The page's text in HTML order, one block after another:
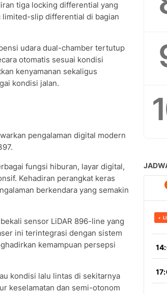
tiga locking differential yang
slip differential di bagian
udara dual-chamber tertutup
otomatis sesuai kondisi
kenyamanan sekaligus
kondisi jalan.
pengalaman digital modern
fungsi hiburan, layar digital,
Kehadiran perangkat keras
berkendara yang semakin
sensor LiDAR 896-line yang
ini terintegrasi dengan sistem
kemampuan persepsi
kondisi lalu lintas di sekitarnya
keselamatan dan semi-otonom